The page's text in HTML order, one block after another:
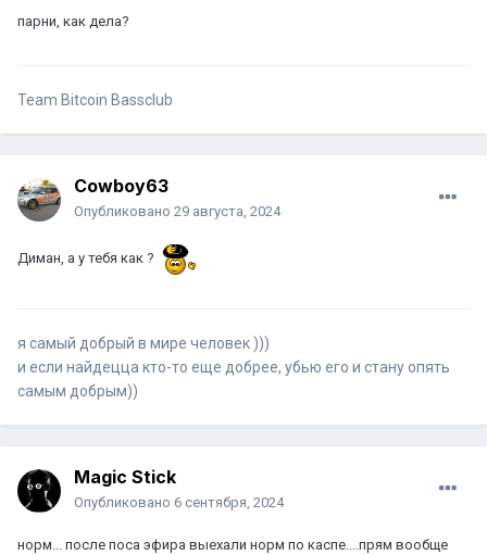
парни, как дела?
Team Bitcoin Bassclub
Cowboy63
Опубликовано 29 августа, 2024
Диман, а у тебя как ?
я самый добрый в мире человек )))
и если найдецца кто-то еще добрее, убью его и стану опять
самым добрым))
Magic Stick
Опубликовано 6 сентября, 2024
норм... после поса эфира выехали норм по каспе....прям вообще